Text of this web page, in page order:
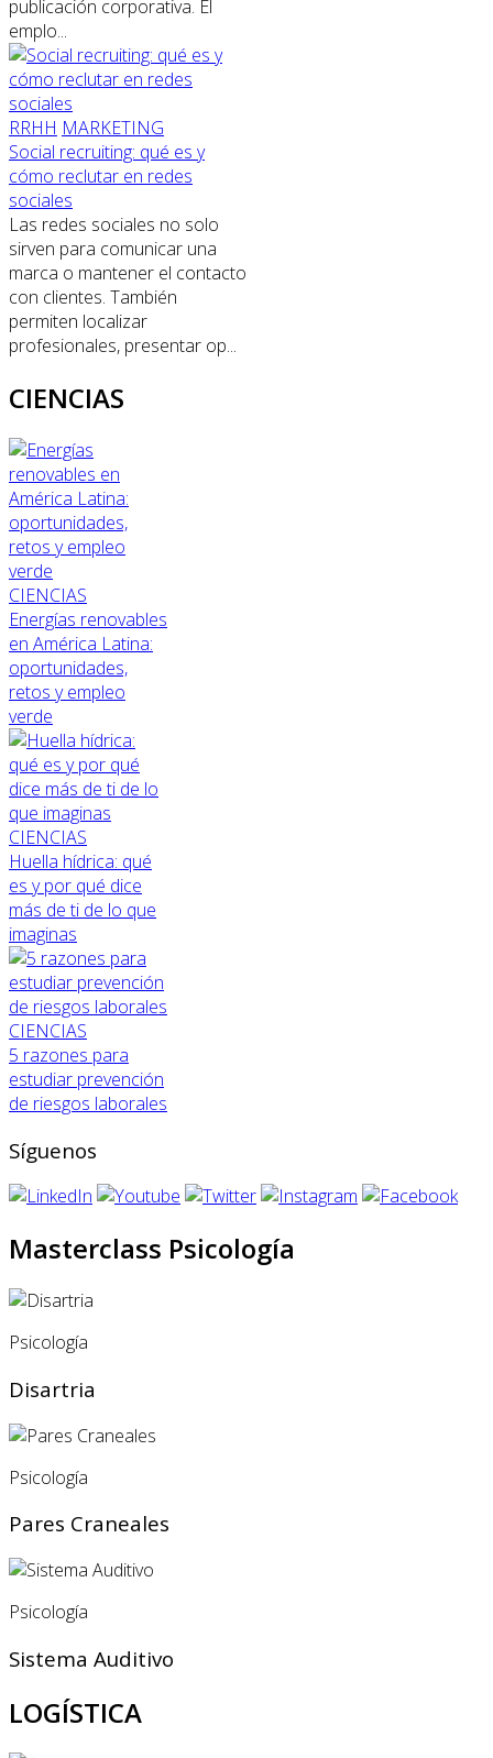
publicación corporativa. El
emplo...
RRHH MARKETING
Social recruiting: qué es y
cómo reclutar en redes
sociales
Las redes sociales no solo
sirven para comunicar una
marca o mantener el contacto
con clientes. También
permiten localizar
profesionales, presentar op...
CIENCIAS
CIENCIAS
Energías renovables
en América Latina:
oportunidades,
retos y empleo
verde
CIENCIAS
Huella hídrica: qué
es y por qué dice
más de ti de lo que
imaginas
CIENCIAS
5 razones para
estudiar prevención
de riesgos laborales
Síguenos
Masterclass Psicología
Psicología
Disartria
Psicología
Pares Craneales
Psicología
Sistema Auditivo
LOGÍSTICA